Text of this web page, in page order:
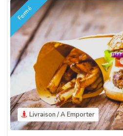
Livraison / A Emporter
Fermé